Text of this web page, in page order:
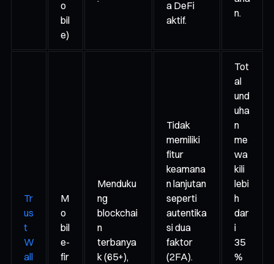
o
bil
e)
a DeFi
aktif.
n.
Tr
us
t
W
all
M
o
bil
e-
fir
Menduku
ng
blockchai
n
terbanya
k (65+),
Tidak
memiliki
fitur
keamana
n lanjutan
seperti
autentika
si dua
faktor
(2FA).
Tot
al
und
uha
n
me
wa
kili
lebi
h
dar
i
35
%